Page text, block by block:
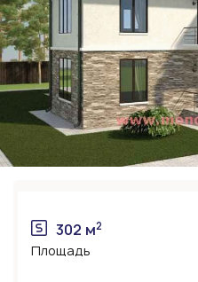
302 м2
Площадь